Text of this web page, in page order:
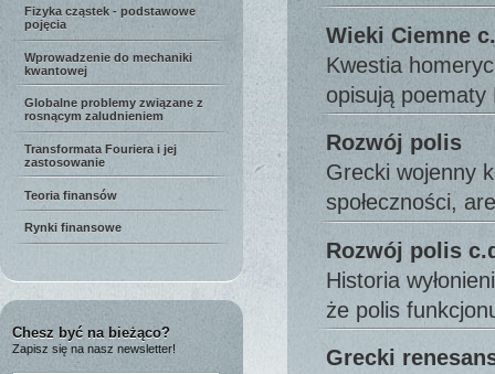
Fizyka cząstek - podstawowe
pojęcia
Wprowadzenie do mechaniki
kwantowej
Globalne problemy związane z
rosnącym zaludnieniem
Transformata Fouriera i jej
zastosowanie
Teoria finansów
Rynki finansowe
Chesz być na bieżąco?
Zapisz się na nasz newsletter!
Wieki Ciemne
Kwestia
opisują
Rozwój polis
Grecki wojenny
społeczności,
Rozwój polis
Historia
że polis
Grecki